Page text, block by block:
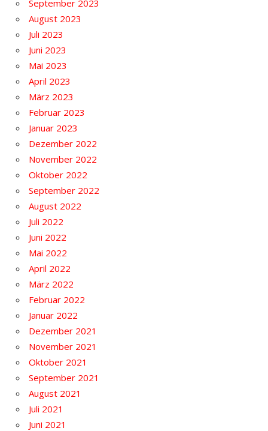
September 2023
August 2023
Juli 2023
Juni 2023
Mai 2023
April 2023
März 2023
Februar 2023
Januar 2023
Dezember 2022
November 2022
Oktober 2022
September 2022
August 2022
Juli 2022
Juni 2022
Mai 2022
April 2022
März 2022
Februar 2022
Januar 2022
Dezember 2021
November 2021
Oktober 2021
September 2021
August 2021
Juli 2021
Juni 2021